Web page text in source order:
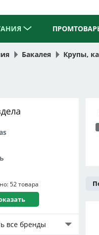
Бакалея Крупы,
52 товара
все бренды